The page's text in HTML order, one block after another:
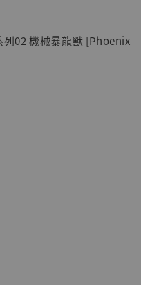
藏雕像 悟空 鳥山
列02 機械暴龍獸 [Phoenix